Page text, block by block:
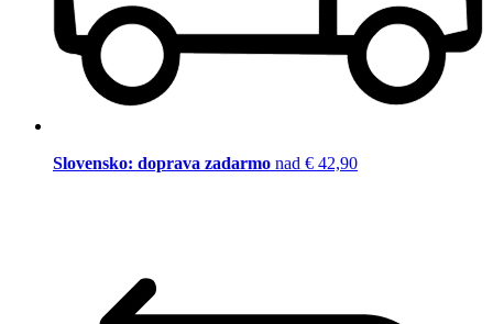
Slovensko: doprava zadarmo nad € 42,90